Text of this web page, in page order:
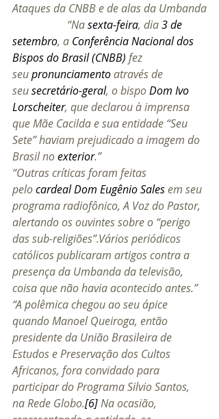
Ataques da CNBB e de alas da Umbanda
“Na sexta-feira, dia 3 de
setembro, a Conferência Nacional dos
Bispos do Brasil (CNBB) fez
seu pronunciamento através de
seu secretário-geral, o bispo Dom Ivo
Lorscheiter, que declarou à imprensa
que Mãe Cacilda e sua entidade “Seu
Sete” haviam prejudicado a imagem do
Brasil no exterior.”
“Outras críticas foram feitas
pelo cardealDom Eugênio Sales em seu
programa radiofônico, A Voz do Pastor,
alertando os ouvintes sobre o “perigo
das sub-religiões”.Vários periódicos
católicos publicaram artigos contra a
presença da Umbanda da televisão,
coisa que não havia acontecido antes.”
“A polêmica chegou ao seu ápice
quando Manoel Queiroga, então
presidente da União Brasileira de
Estudos e Preservação dos Cultos
Africanos, fora convidado para
participar do Programa Silvio Santos,
na Rede Globo.[6] Na ocasião,